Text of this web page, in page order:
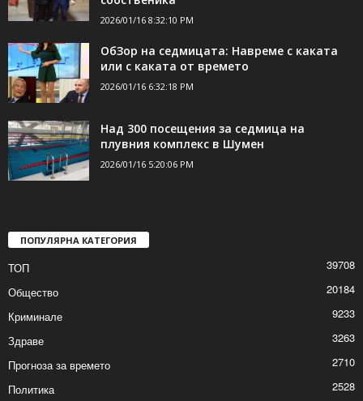
2026/01/16 8:32:10 PM
ОбЗор на седмицата: Навреме с каката
или с каката от времето
2026/01/16 6:32:18 PM
Над 300 посещения за седмица на
плувния комплекс в Шумен
2026/01/16 5:20:06 PM
ПОПУЛЯРНА КАТЕГОРИЯ
ТОП
39708
Общество
20184
Криминале
9233
Здраве
3263
Прогноза за времето
2710
Политика
2528